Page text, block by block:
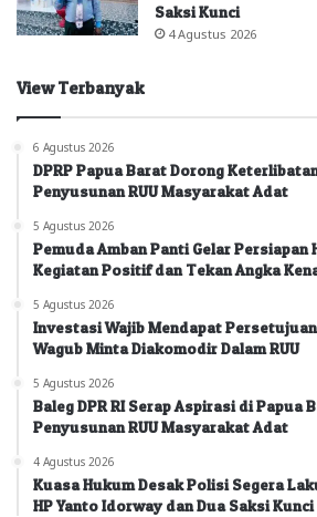
Saksi Kunci
4 Agustus 2026
View Terbanyak
6 Agustus 2026
DPRP Papua Barat Dorong
Penyusunan RUU Masyarakat Adat
5 Agustus 2026
Pemuda Amban Panti Gelar Persiapan
Kegiatan Positif dan Tekan Angka
5 Agustus 2026
Investasi Wajib Mendapat
Wagub Minta Diakomodir Dalam RUU
5 Agustus 2026
Baleg DPR RI Serap Aspirasi di Papua
Penyusunan RUU Masyarakat Adat
4 Agustus 2026
Kuasa Hukum Desak Polisi Segera
HP Yanto Idorway dan Dua Saksi Kunci